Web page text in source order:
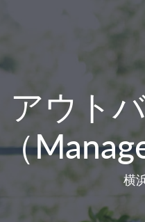
アウト
（
横